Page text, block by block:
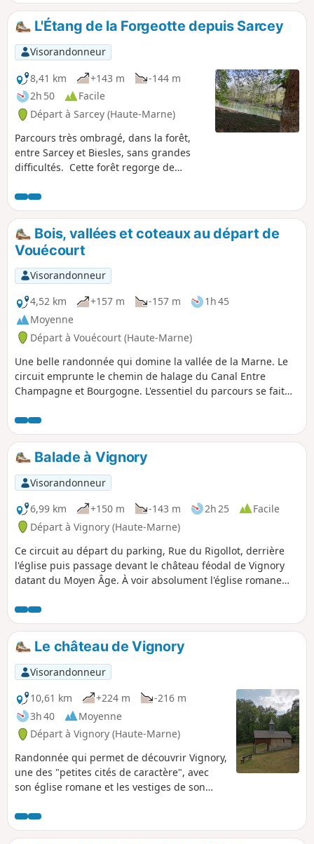
dans une boucle de l’Aujon.
Châteauvillain est une ville médiévale
qui mérite son label de Petite Cité de
Caractère. Son centre historique, bien
défendu derrière ses remparts, s’ouvre
sur le Parc National de Forêts.
L'Étang de la Forgeotte depuis Sarcey
Visorandonneur
8,41 km
+143 m
-144 m
2h 50
Facile
Départ à Sarcey (Haute-Marne)
Parcours très ombragé, dans la forêt,
entre Sarcey et Biesles, sans grandes
difficultés. Cette forêt regorge de
sangliers, biches, chevreuils et renards.
Ce circuit ne comporte aucun balisage.
Bois, vallées et coteaux au départ de
Vouécourt
Visorandonneur
4,52 km
+157 m -157 m
1h 45
Moyenne
Départ à Vouécourt (Haute-Marne)
Une belle randonnée qui domine la vallée de la Marne. Le
circuit emprunte le chemin de halage du Canal Entre
Champagne et Bourgogne. L'essentiel du parcours se fait
Ne pas hésiter à faire une visite du charmant village de
Vouécourt pour admirer église et le lavoir.
Balade à Vignory
Visorandonneur
6,99 km
+150 m -143 m 2h 25
Facile
Départ à Vignory (Haute-Marne)
Ce circuit au départ du parking, Rue du Rigollot, derrière
l'église puis passage devant le château féodal de Vignory
datant du Moyen Âge. À voir absolument l'église romane
Dame-du-Val qui aurait pour origine la découverte
miraculeuse d'une statue de la vierge par des bûcheron au
XIIe siècle. À la fin de votre parcours n'hésiter pas à flâner
dans les ruelles de Vignory et à emprunter les passages
couverts.
Le château de Vignory
Visorandonneur
10,61 km
+224 m
-216 m
3h 40
Moyenne
Départ à Vignory (Haute-Marne)
Randonnée qui permet de découvrir Vignory,
une des "petites cités de caractère", avec
son église romane et les vestiges de son
entourant le village.